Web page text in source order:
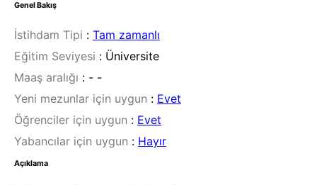
Genel Bakış
İstihdam Tipi : Tam zamanlı
Eğitim Seviyesi : Üniversite
Maaş aralığı : - -
Yeni mezunlar için uygun : Evet
Öğrenciler için uygun : Evet
Yabancılar için uygun : Hayır
Açıklama